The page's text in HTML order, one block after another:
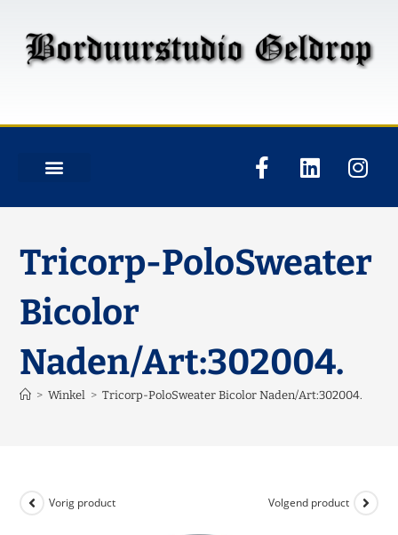
Tricorp-PoloSweater
Bicolor
Naden/Art:302004.
> Winkel > Tricorp-PoloSweater Bicolor Naden/Art:302004.
Vorig product Volgend product